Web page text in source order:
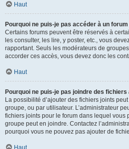
Haut
Pourquoi ne puis-je pas accéder à un forum
Certains forums peuvent être réservés à
les consulter, les lire, y poster, etc., vous
rapportant. Seuls les modérateurs de
accorder ces accès, vous devez donc les
Haut
Pourquoi ne puis-je pas joindre des fichiers
La possibilité d’ajouter des fichiers joints
groupe, ou par utilisateur. L’administrateur
fichiers joints pour le forum dans lequel vous
groupe peut en joindre. Contactez
pourquoi vous ne pouvez pas ajouter de
Haut